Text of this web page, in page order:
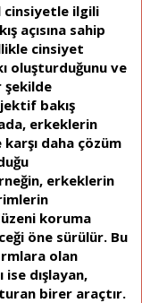
cinsiyetle ilgili
açısına sahip
cinsiyet
oluşturduğunu ve
şekilde
bakış
erkeklerin
daha çözüm
erkeklerin
koruma
öne sürülür. Bu
olan
ise dışlayan,
birer araçtır.